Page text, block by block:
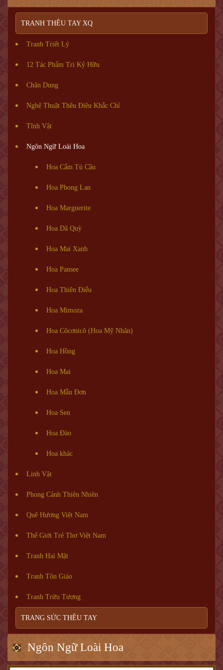
TRANH THÊU TAY XQ
Tranh Triết Lý
12 Tác Phẩm Tri Kỷ Hữu
Chân Dung
Nghệ Thuật Thêu Điêu Khắc Chỉ
Tĩnh Vật
Ngôn Ngữ Loài Hoa
Hoa Cẩm Tú Cầu
Hoa Phong Lan
Hoa Marguerite
Hoa Dã Quỳ
Hoa Mai Xanh
Hoa Pansee
Hoa Thiên Điểu
Hoa Mimoza
Hoa Côcơnicô (Hoa Mỹ Nhân)
Hoa Hồng
Hoa Mai
Hoa Mẫu Đơn
Hoa Sen
Hoa Đào
Hoa khác
Linh Vật
Phong Cảnh Thiên Nhiên
Quê Hương Việt Nam
Thế Giới Trẻ Thơ Việt Nam
Tranh Hai Mặt
Tranh Tôn Giáo
Tranh Trừu Tượng
TRANG SỨC THÊU TAY
Ngôn Ngữ Loài Hoa